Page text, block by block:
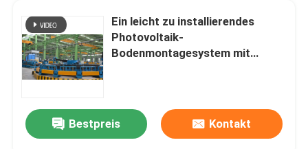
Ein leicht zu installierendes
Photovoltaik-
Bodenmontagesystem mit
Bestpreis Kontakt